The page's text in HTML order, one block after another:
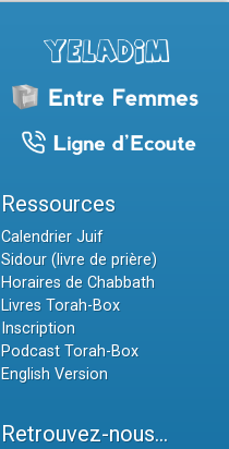
Ressources
Calendrier Juif
Sidour (livre de prière)
Horaires de Chabbath
Livres Torah-Box
Inscription
Podcast Torah-Box
English Version
Retrouvez-nous...